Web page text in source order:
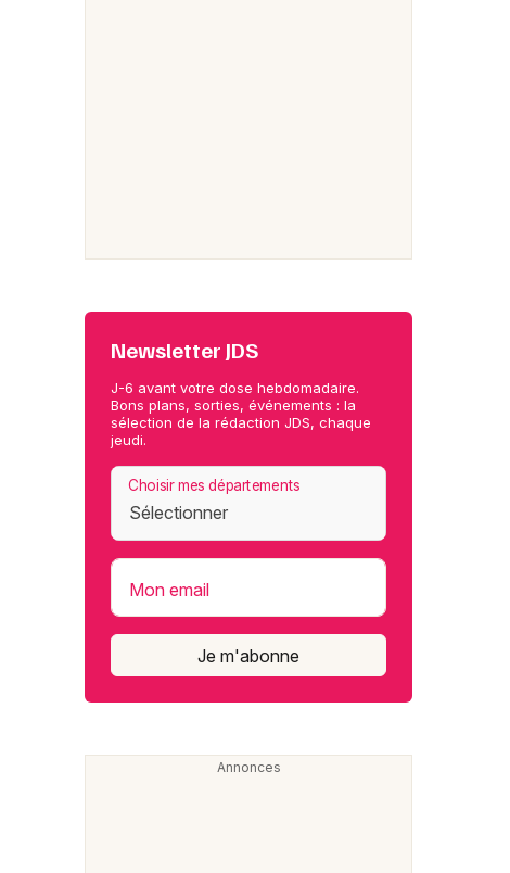
Newsletter JDS
J-6 avant votre dose hebdomadaire.
Bons plans, sorties, événements : la
sélection de la rédaction JDS, chaque
jeudi.
Choisir mes départements
Mon email
Je m'abonne